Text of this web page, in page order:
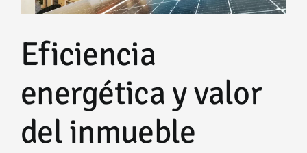
Eficiencia
energética y valor
del inmueble